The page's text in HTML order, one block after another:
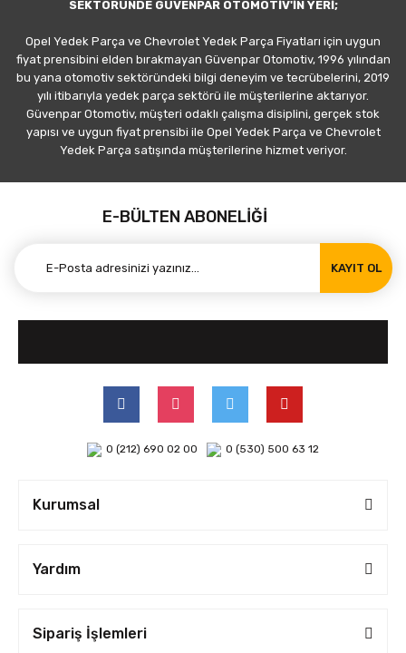
SEKTÖRÜNDE GÜVENPAR OTOMOTİV'İN YERİ;
Opel Yedek Parça ve Chevrolet Yedek Parça Fiyatları için uygun
fiyat prensibini elden bırakmayan Güvenpar Otomotiv, 1996 yılından
bu yana otomotiv sektöründeki bilgi deneyim ve tecrübelerini, 2019
yılı itibarıyla yedek parça sektörü ile müşterilerine aktarıyor.
Güvenpar Otomotiv, müşteri odaklı çalışma disiplini, gerçek stok
yapısı ve uygun fiyat prensibi ile Opel Yedek Parça ve Chevrolet
Yedek Parça satışında müşterilerine hizmet veriyor.
E-BÜLTEN ABONELİĞİ
KAYIT OL
0 (212) 690 02 00 0 (530) 500 63 12
Kurumsal
Yardım
Sipariş İşlemleri